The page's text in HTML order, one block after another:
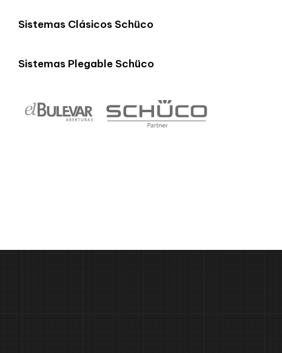
Sistemas Clásicos Schüco
Sistemas Plegable Schüco